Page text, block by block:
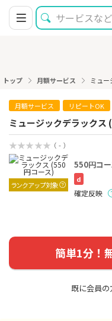
トップ 月額サービス ミュ
月額サービス リピートOK
ミュージックデラックス
（ - ）
ランクアップ対象
550円コ
d
確定反映
簡単1分！
既に会員の